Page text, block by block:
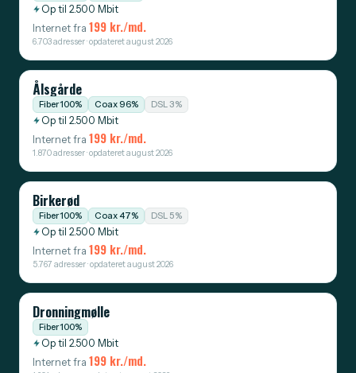
Op til 2.500 Mbit
Internet fra 199 kr./md.
6.703 adresser · opdateret august 2026
Ålsgårde
Fiber 100% Coax 96% DSL 3%
Op til 2.500 Mbit
Internet fra 199 kr./md.
1.870 adresser · opdateret august 2026
Birkerød
Fiber 100% Coax 47% DSL 5%
Op til 2.500 Mbit
Internet fra 199 kr./md.
5.767 adresser · opdateret august 2026
Dronningmølle
Fiber 100%
Op til 2.500 Mbit
Internet fra 199 kr./md.